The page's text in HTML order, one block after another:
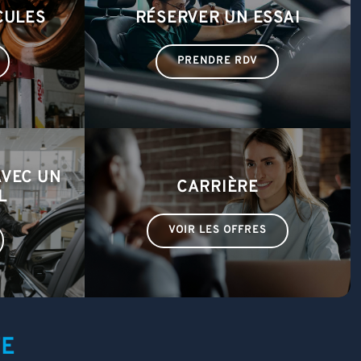
RÉSERVER UN ESSAI
PRENDRE RDV
UN
CARRIÈRE
VOIR LES OFFRES